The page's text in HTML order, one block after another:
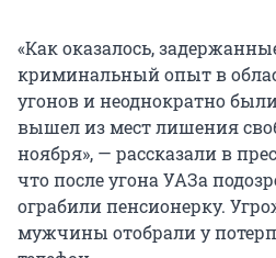
«Как оказалось,
криминальный опыт в
угонов и неоднократно
вышел из мест лишения
ноября», — рассказали в
что после угона УАЗа
ограбили пенсионерку.
мужчины отобрали у